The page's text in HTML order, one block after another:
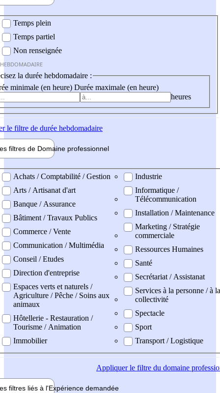
Temps plein
Temps partiel
Non renseignée
la durée hebdomadaire :
minimale (en heure) Durée maximale (en heure)
heures
le filtre de durée hebdomadaire
filtres de Domaine professionnel
professionel
Achats / Comptabilité / Gestion
Arts / Artisanat d'art
Banque / Assurance
Bâtiment / Travaux Publics
Commerce / Vente
Communication / Multimédia
Conseil / Etudes
Direction d'entreprise
Espaces verts et naturels /
Agriculture / Pêche / Soins aux
animaux
Hôtellerie - Restauration /
Tourisme / Animation
Immobilier
Industrie
Informatique /
Télécommunication
Installation / Maintenance
Marketing / Stratégie
commerciale
Ressources Humaines
Santé
Secrétariat / Assistanat
Services à la personne / à la
collectivité
Spectacle
Sport
Transport / Logistique
Appliquerle filtre du domaine
filtres liés à l'Expérience demandée